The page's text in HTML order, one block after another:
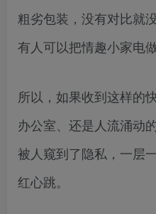
粗劣包装，没有对比就
有人可以把情趣小家电
所以，如果收到这样的
办公室、还是人流涌动
被人窥到了隐私，一层
红心跳。